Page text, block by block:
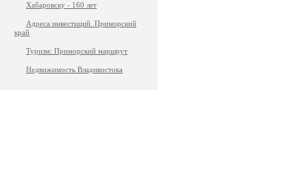
Хабаровску - 160 лет
Адреса инвестиций. Приморский
край
Туризм: Приморский маршрут
Недвижимость Владивостока